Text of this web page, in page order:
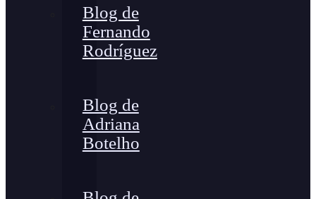
Blog de
Fernando
Rodríguez
Blog de
Adriana
Botelho